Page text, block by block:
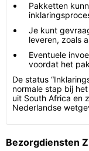
Pakketten
Je kunt
leveren, zoals
Eventuele
voordat het
De status
normale stap bij
uit South Africa en
Nederlandse
Bezorgdiensten